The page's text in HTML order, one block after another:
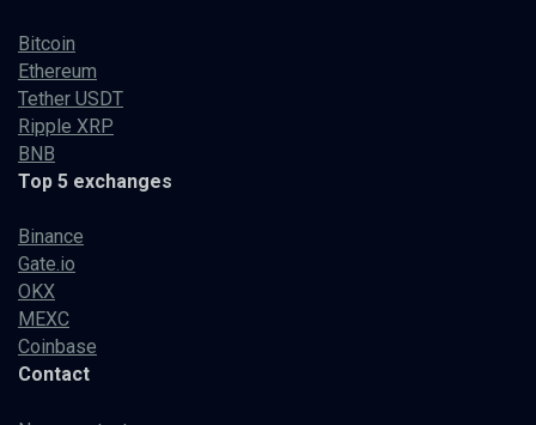
Bitcoin
Ethereum
Tether USDT
Ripple XRP
BNB
Top 5 exchanges
Binance
Gate.io
OKX
MEXC
Coinbase
Contact